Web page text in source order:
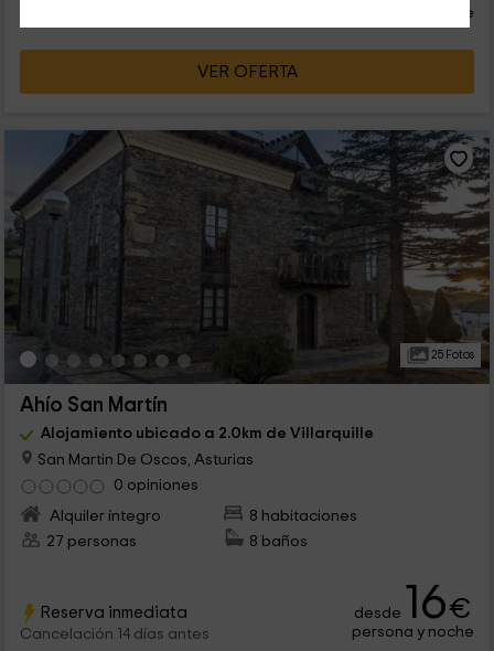
persona y noche
VER OFERTA
25 Fotos
Ahío San Martín
Alojamiento ubicado a 2.0km de Villarquille
San Martin De Oscos, Asturias
0 opiniones
Alquiler íntegro
8 habitaciones
27 personas
8 baños
Reserva inmediata
Cancelación 14 días antes
desde 16€
persona y noche